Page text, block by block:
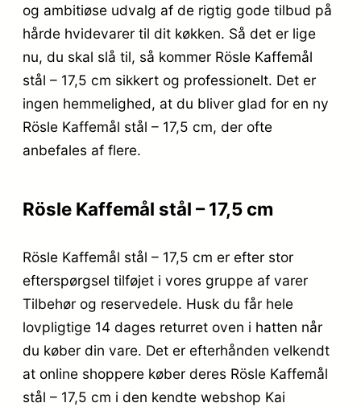
og ambitiøse udvalg af de rigtig gode tilbud på
hårde hvidevarer til dit køkken. Så det er lige
nu, du skal slå til, så kommer Rösle Kaffemål
stål – 17,5 cm sikkert og professionelt. Det er
ingen hemmelighed, at du bliver glad for en ny
Rösle Kaffemål stål – 17,5 cm, der ofte
anbefales af flere.
Rösle Kaffemål stål – 17,5 cm
Rösle Kaffemål stål – 17,5 cm er efter stor
efterspørgsel tilføjet i vores gruppe af varer
Tilbehør og reservedele. Husk du får hele
lovpligtige 14 dages returret oven i hatten når
du køber din vare. Det er efterhånden velkendt
at online shoppere køber deres Rösle Kaffemål
stål – 17,5 cm i den kendte webshop Kai